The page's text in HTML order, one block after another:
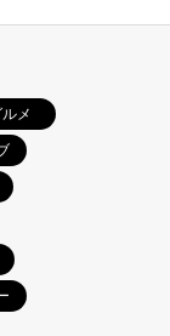
メ